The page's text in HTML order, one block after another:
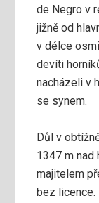
de Negro v
jižně od
v délce
devíti
nacházeli v
se synem.
Důl v
1347 m nad
majitelem
bez licence.